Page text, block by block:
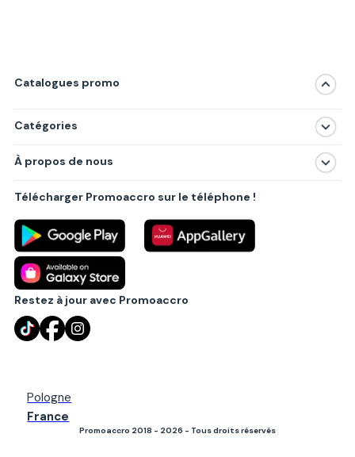
Catalogues promo
Catégories
Produits
Villes principales
À propos de nous
Politique de confidentialité
Règlements
Partenariat B2B
Blog
Contact
Télécharger Promoaccro sur le téléphone !
Restez à jour avec Promoaccro
Pologne
France
Promoaccro 2018 - 2026 - Tous droits réservés